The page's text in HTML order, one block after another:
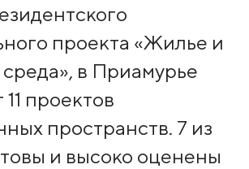
проекта «Жилье и
среда», в Приамурье
проектов
пространств. 7 из
и высоко оценены